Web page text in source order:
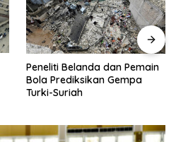
Peneliti Belanda dan Pemain
Bola Prediksikan Gempa
Turki-Suriah